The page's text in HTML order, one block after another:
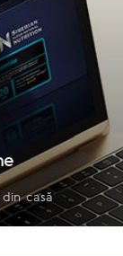
casă